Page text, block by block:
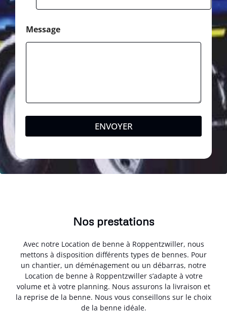
Message
ENVOYER
Nos prestations
Avec notre Location de benne à Roppentzwiller, nous
mettons à disposition différents types de bennes. Pour
un chantier, un déménagement ou un débarras, notre
Location de benne à Roppentzwiller s’adapte à votre
volume et à votre planning. Nous assurons la livraison et
la reprise de la benne. Nous vous conseillons sur le choix
de la benne idéale.